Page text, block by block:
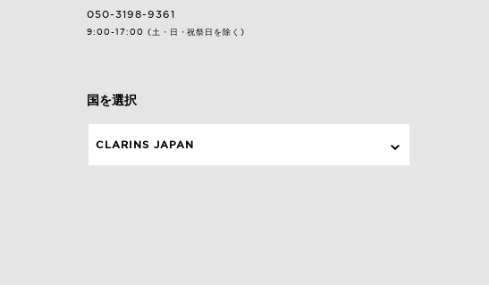
050-3198-9361
9:00-17:00 (土・日・祝祭日を除く)
国を選択
CLARINS JAPAN